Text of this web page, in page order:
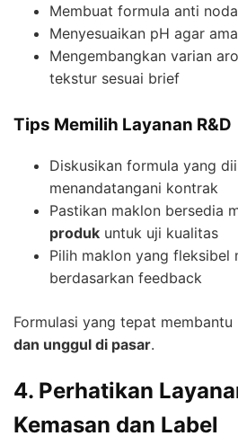
Membuat formula anti
Menyesuaikan pH agar
Mengembangkan varian
tekstur sesuai brief
Tips Memilih Layanan R&D
Diskusikan formula yang
menandatangani kontrak
Pastikan maklon bersedia
produk untuk uji kualitas
Pilih maklon yang fleksibel
berdasarkan feedback
Formulasi yang tepat
dan unggul di pasar.
4. Perhatikan
Kemasan dan Label